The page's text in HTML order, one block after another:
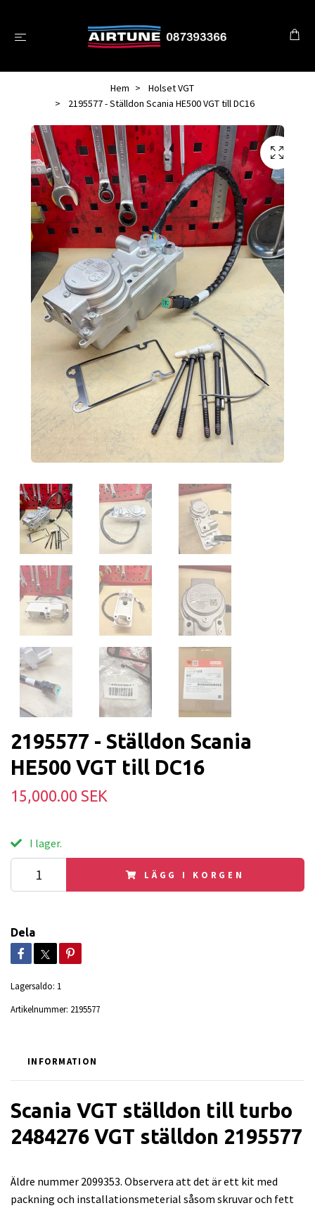
Hem
Holset VGT
2195577 - Ställdon Scania HE500 VGT till DC16
2195577 - Ställdon Scania
HE500 VGT till DC16
15,000.00 SEK
I lager.
LÄGG I KORGEN
Dela
Lagersaldo: 1
Artikelnummer: 2195577
INFORMATION
Scania VGT ställdon till turbo
2484276 VGT ställdon 2195577
Äldre nummer 2099353. Observera att det är ett kit med
packning och installationsmeterial såsom skruvar och fett